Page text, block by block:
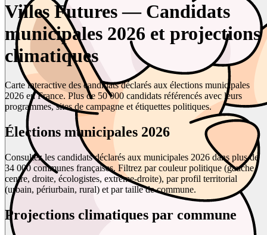
Villes Futures — Candidats
municipales 2026 et projections
climatiques
Carte interactive des candidats déclarés aux élections municipales
2026 en France. Plus de 50 000 candidats référencés avec leurs
programmes, sites de campagne et étiquettes politiques.
Élections municipales 2026
Consultez les candidats déclarés aux municipales 2026 dans plus de
34 000 communes françaises. Filtrez par couleur politique (gauche,
centre, droite, écologistes, extrême-droite), par profil territorial
(urbain, périurbain, rural) et par taille de commune.
Projections climatiques par commune